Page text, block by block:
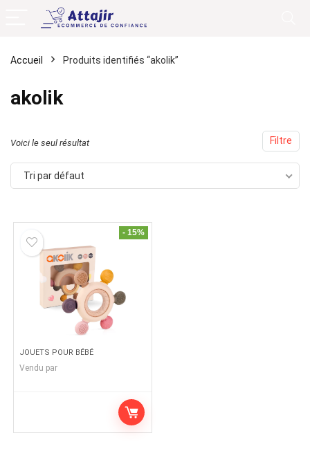
Accueil Produits identifiés “akolik”
akolik
Filtre
Voici le seul résultat
Tri par défaut
- 15%
JOUETS POUR BÉBÉ
Vendu par